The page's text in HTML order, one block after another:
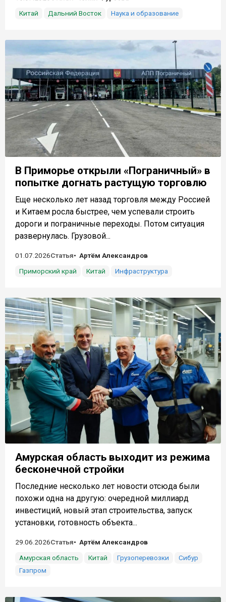
Китай
Дальний Восток Наука и образование
В Приморье открыли «Пограничный» в
попытке догнать растущую торговлю
Еще несколько лет назад торговля между Россией
и Китаем росла быстрее, чем успевали строить
дороги и пограничные переходы. Потом ситуация
развернулась. Грузовой...
01.07.2026Статья
Артём Александров
Приморский край
Китай Инфраструктура
Амурская область выходит из режима
бесконечной стройки
Последние несколько лет новости отсюда были
похожи одна на другую: очередной миллиард
инвестиций, новый этап строительства, запуск
установки, готовность объекта...
29.06.2026Статья
Артём Александров
Амурская область
Китай Грузоперевозки
Сибур
Газпром